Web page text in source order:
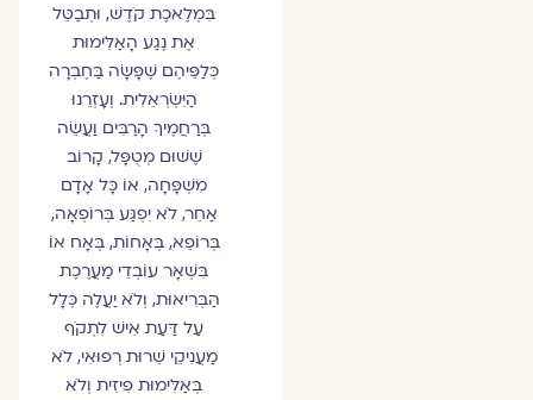
בִּמְלֶאכֶת קֹדֶשׁ, וּתְבַטֵּל
אֶת נֶגַע הָאַלִּימוּת
כְּלַפֵּיהֶם שֶׁפָּשָׂה בַּחֶבְרָה
הַיִּשְׂרְאֵלִית. וְעָזְרֵנוּ
בְּרַחֲמֶיךָ הָרַבִּים וַעֲשֵׂה
שֶׁשּׁוּם מְטֻפָּל, קָרוֹב
מִשְׁפָּחָה, אוֹ כָּל אָדָם
אַחֵר, לֹא יִפְגַּע בְּרוֹפְאָה,
בְּרוֹפֵא, בְּאָחוֹת, בְּאָח אוֹ
בִּשְׁאָר עוֹבְדֵי מַעֲרֶכֶת
הַבְּרִיאוּת, וְלֹא יַעֲלֶה כְּלָל
עַל דַּעַת אִישׁ לִתְקֹף
מַעֲנִיקֵי שֵׁרוּת רְפוּאִי, לֹא
בְּאַלִּימוּת פִיזִית וְלֹא